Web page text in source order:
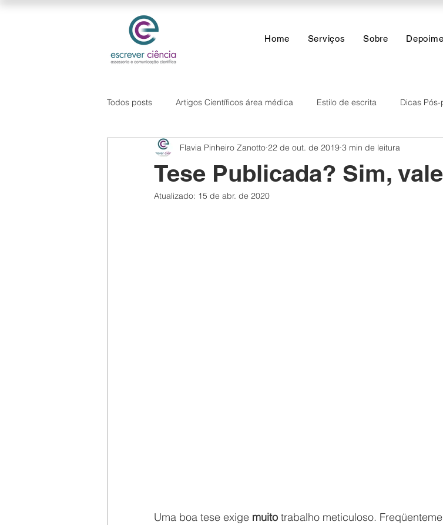
Home Serviços Sobre
Todos posts Artigos Científicos área médica Estilo de escrita Dicas
Hipótese de pesquisa Softwares Inteligência Artificial Funções do
Tese Publicada? Sim,
Flavia Pinheiro Zanotto 22 de out. de 2019 3 min de leitura
Atualizado: 15 de abr. de 2020
Uma boa tese exige muito trabalho meticuloso.